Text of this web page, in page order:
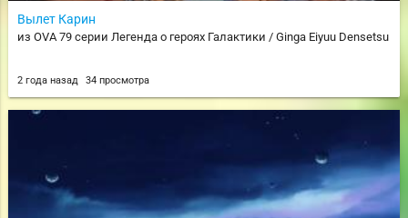
Вылет Карин
из OVA 79 серии Легенда о героях Галактики / Ginga Eiyuu Densetsu
2 года назад 34 просмотра